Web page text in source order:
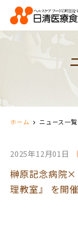
ホーム ニュース一覧
2025年12月01日
榊原記念病院×
理教室』 を開